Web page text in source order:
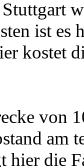
ist es
kostet
von
am
hier die